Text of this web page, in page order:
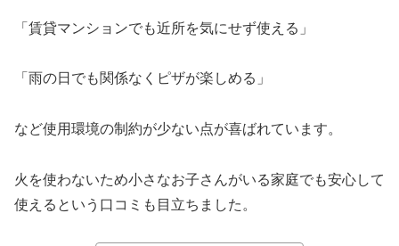
「賃貸マンションでも近所を気にせず使える」
「雨の日でも関係なくピザが楽しめる」
など使用環境の制約が少ない点が喜ばれています。
火を使わないため小さなお子さんがいる家庭でも安心して
使えるという口コミも目立ちました。